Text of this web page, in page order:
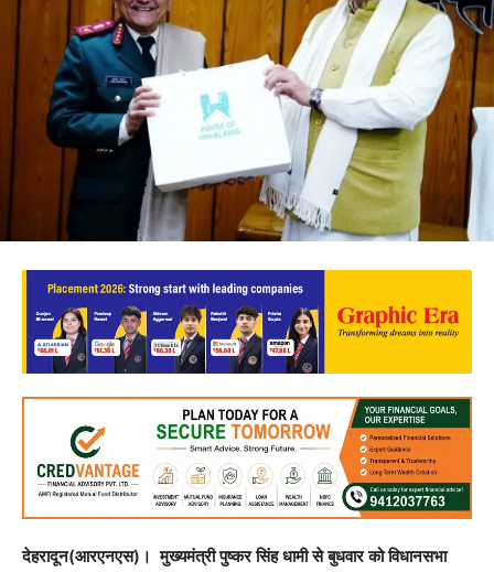
देहरादून(आरएनएस)। मुख्यमंत्री पुष्कर सिंह धामी से बुधवार को विधानसभा